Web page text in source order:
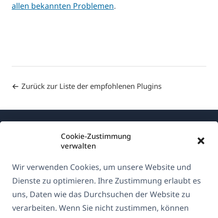
Cookie-Zustimmung
verwalten
Wir verwenden Cookies, um unsere Website und
Dienste zu optimieren. Ihre Zustimmung erlaubt es
uns, Daten wie das Durchsuchen der Website zu
verarbeiten. Wenn Sie nicht zustimmen, können
allen bekannten Problemen.
Zurück zur Liste der empfohlenen Plugins
Über WPML
DSGVO & Datenschutzrichtlinie
Unserem Team beitreten(öffnet